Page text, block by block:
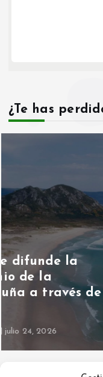
¿Te has
Asociaciones
Hoy
ALMA
PorMaria